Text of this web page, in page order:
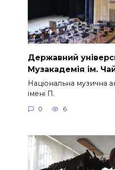
Державний
Музакадемія ім.
Національна музична
імені П.
0 6